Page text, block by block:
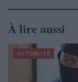
À lire aussi
ACTUALITÉ